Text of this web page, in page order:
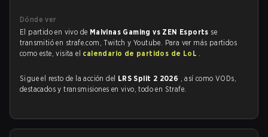
Dónde ver
El partido en vivo de Malvinas Gaming vs ZEN Esports se
transmitió en strafe.com, Twitch y Youtube. Para ver más partidos
como este, visita el calendario de partidos de LoL .
Sigue el resto de la acción del LRS Split 2 2026 , así como VODs,
destacados y transmisiones en vivo, todo en Strafe.